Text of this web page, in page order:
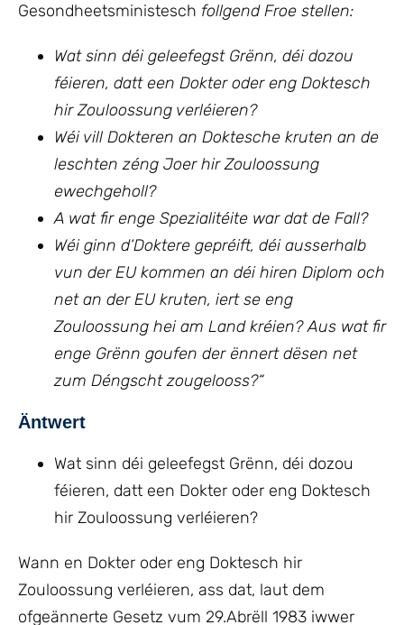
Gesondheetsministesch follgend Froe stellen:
Wat sinn déi geleefegst Grënn, déi dozou
féieren, datt een Dokter oder eng Doktesch
hir Zouloossung verléieren?
Wéi vill Dokteren an Doktesche kruten an de
leschten zéng Joer hir Zouloossung
ewechgeholl?
A wat fir enge Spezialitéite war dat de Fall?
Wéi ginn d‘Doktere gepréift, déi ausserhalb
vun der EU kommen an déi hiren Diplom och
net an der EU kruten, iert se eng
Zouloossung hei am Land kréien? Aus wat fir
enge Grënn goufen der ënnert dësen net
zum Déngscht zougelooss?“
Äntwert
Wat sinn déi geleefegst Grënn, déi dozou
féieren, datt een Dokter oder eng Doktesch
hir Zouloossung verléieren?
Wann en Dokter oder eng Doktesch hir
Zouloossung verléieren, ass dat, laut dem
ofgeännerte Gesetz vum 29.Abrëll 1983 iwwer